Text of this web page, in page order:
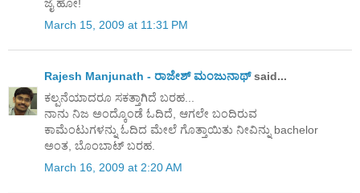
ಜೈ ಹೋ!
March 15, 2009 at 11:31 PM
Rajesh Manjunath - ರಾಜೇಶ್ ಮಂಜುನಾಥ್said...
ಕಲ್ಪನೆಯಾದರೂ ಸಕತ್ತಾಗಿದೆ ಬರಹ...
ನಾನು ನಿಜ ಅಂದ್ಕೊಂಡೆ ಓದಿದೆ, ಆಗಲೇ ಬಂದಿರುವ
ಕಾಮೆಂಟುಗಳನ್ನು ಓದಿದ ಮೇಲೆ ಗೊತ್ತಾಯಿತು ನೀವಿನ್ನು bachelor
ಅಂತ, ಬೊಂಬಾಟ್ ಬರಹ.
March 16, 2009 at 2:20 AM